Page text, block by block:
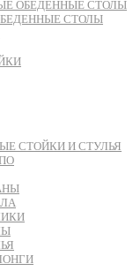
ОБЕДЕННЫЕ СТОЛЫ
СТОЛЫ
СТОЙКИ И СТУЛЬЯ